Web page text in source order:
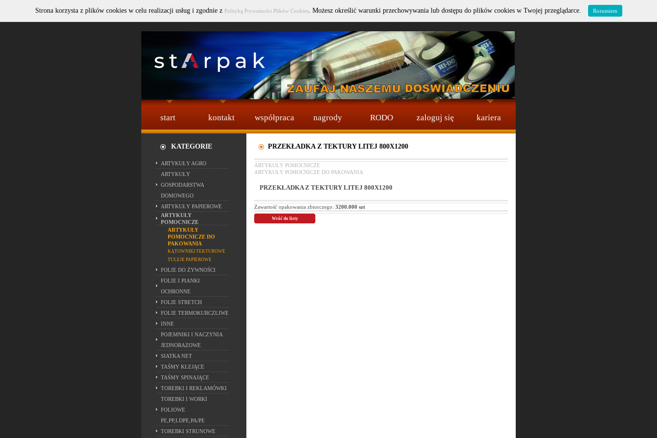
Szukaj : Wybierz język :
start kontakt współpraca nagrody RODO zaloguj się kariera
KATEGORIE
ARTYKUŁY AGRO
ARTYKUŁY
GOSPODARSTWA
DOMOWEGO
ARTYKUŁY PAPIEROWE
ARTYKUŁY
POMOCNICZE
ARTYKUŁY
POMOCNICZE DO
PAKOWANIA
KĄTOWNIKI TEKTUROWE
TULEJE PAPIEROWE
FOLIE DO ŻYWNOŚCI
FOLIE I PIANKI
OCHRONNE
FOLIE STRETCH
FOLIE TERMOKURCZLIWE
INNE
POJEMNIKI I NACZYNIA
JEDNORAZOWE
SIATKA NET
TAŚMY KLEJĄCE
TAŚMY SPINAJĄCE
TOREBKI I REKLAMÓWKI
TOREBKI I WORKI
FOLIOWE
PE,PP,LDPE,PA/PE
TOREBKI STRUNOWE
PRZEKŁADKA Z TEKTURY LITEJ 800X1200
ARTYKUŁY POMOCNICZE
ARTYKUŁY POMOCNICZE DO PAKOWANIA
PRZEKŁADKA Z TEKTURY LITEJ 800X1200
Zawartość opakowania zbiorczego: 3200.000 szt
Wróć do listy
Strona korzysta z plików cookies w celu realizacji usług i zgodnie z Polityką Prywatności Plików Cookies. Możesz określić warunki przechowywania lub dostępu do plików cookies w Twojej przeglądarce. Rozumiem